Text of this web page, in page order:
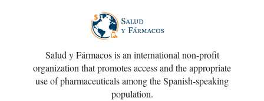
Salud y Fármacos is an international non-profit
organization that promotes access and the appropriate
use of pharmaceuticals among the Spanish-speaking
population.